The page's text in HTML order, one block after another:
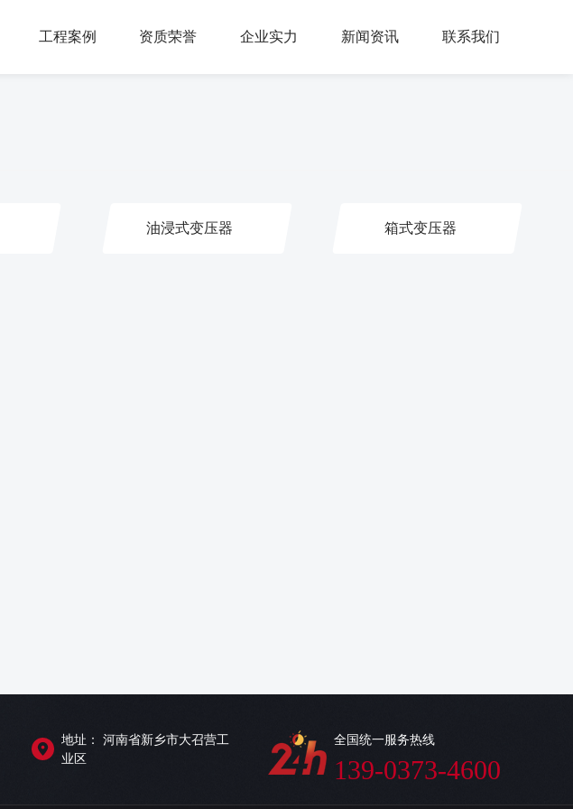
工程案例 资质荣誉 企业实力 新闻资讯 联系我们
油浸式变压器 箱式变压器
地址： 河南省新乡市大召营工
业区
全国统一服务热线
139-0373-4600